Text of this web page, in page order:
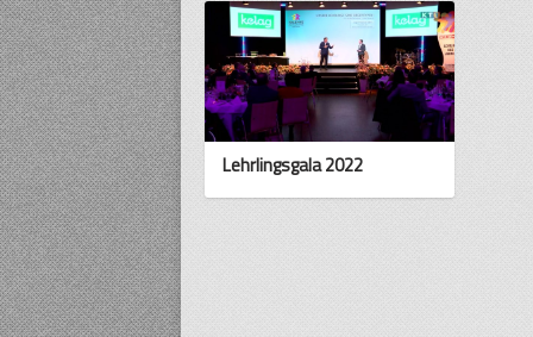
Lehrlingsgala 2022